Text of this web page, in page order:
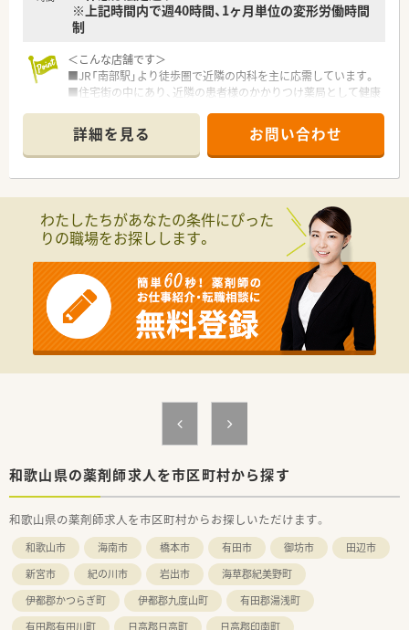
※上記時間内で週40時間、1ヶ月単位の変形労働時間
制
＜こんな店舗です＞
■JR「南部駅」より徒歩圏で近隣の内科を主に応需しています。
■住宅街の中にあり、近隣の患者様のかかりつけ薬局として健康
■1日の来局数は30～40名で一人一人じっくり時間を取って丁
寧な対応を心がけています。
■薬剤師の所属人数は正社員1名で日々の患者様の期待にお応え
すべく対応しています。
■大阪・奈良・和歌山で合わせて30店舗の調剤薬局を展開してい
ます。
■本部付けの薬剤師の方が4～5名常駐していますので、急なお
休みなどの応援体制も整っています。
またお休みのご相談もしやすくプライベートの両立もとりや
すい環境です。
■基本的に正社員の方でも会社からの店舗異動は少ないですが、
薬剤師側からの希望に関しては柔軟にご対応いただけます。
■今後の薬局の在り方を考え、かかりつけ薬剤師手当として月1
万円支給されており、地域に求められる薬局を目指しています。
働きやすい環境が整っています。
10年以上勤務されている方も20名以上いらっしゃいます。
宅に関しての勉強会が多いです）
■クリニックとのマンツーマンの店舗で地元の患者様とじっく
り向き合いたい方
■大手調剤グループで安心安定して働きたい方
■気心知れたメンバーと永く楽しく働きたい方
詳細を見る お問い合わせ
わたしたちがあなたの条件にぴった
りの職場をお探しします。
和歌山県の薬剤師求人を市区町村から探す
和歌山県の薬剤師求人を市区町村からお探しいただけます。
和歌山市 海南市 橋本市 有田市 御坊市
田辺市
新宮市
紀の川市 岩出市
海草郡紀美野町
伊都郡かつらぎ町
伊都郡九度山町
有田郡湯浅町
有田郡有田川町
日高郡日高町
日高郡印南町